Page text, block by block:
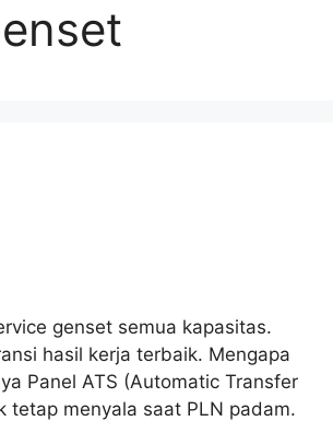
genset semua kapasitas.
hasil kerja terbaik. Mengapa
Panel ATS (Automatic Transfer
tetap menyala saat PLN padam.